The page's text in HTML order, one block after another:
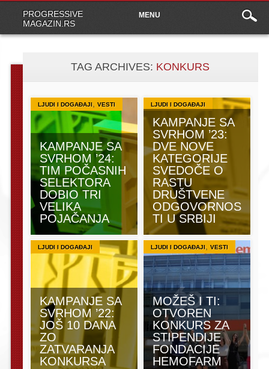
PROGRESSIVE
MAGAZIN.RS
Main
menu
content
MENU
TAG ARCHIVES: KONKURS
LJUDI I DOGAĐAJI, VESTI
KAMPANJE SA
SVRHOM ’24:
TIM POČASNIH
SELEKTORA
DOBIO TRI
VELIKA
POJAČANJA
LJUDI I DOGAĐAJI
KAMPANJE SA
SVRHOM ’23:
DVE NOVE
KATEGORIJE
SVEDOČE O
RASTU
DRUŠTVENE
ODGOVORNOS
TI U SRBIJI
LJUDI I DOGAĐAJI
KAMPANJE SA
SVRHOM ’22:
JOŠ 10 DANA
ZO
ZATVARANJA
KONKURSA
LJUDI I DOGAĐAJI, VESTI
MOŽEŠ I TI:
OTVOREN
KONKURS ZA
STIPENDIJE
FONDACIJE
HEMOFARM